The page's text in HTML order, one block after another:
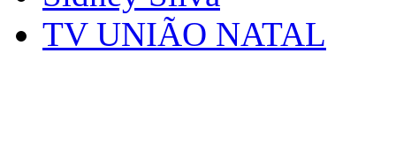
TV UNIÃO NATAL